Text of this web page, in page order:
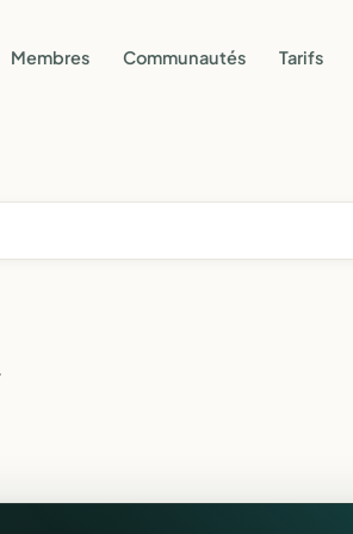
Membres Communautés Tarifs